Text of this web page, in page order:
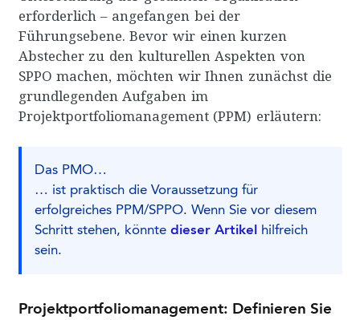
erforderlich – angefangen bei der
Führungsebene. Bevor wir einen kurzen
Abstecher zu den kulturellen Aspekten von
SPPO machen, möchten wir Ihnen zunächst die
grundlegenden Aufgaben im
Projektportfoliomanagement (PPM) erläutern:
Das PMO…
… ist praktisch die Voraussetzung für
erfolgreiches PPM/SPPO. Wenn Sie vor diesem
Schritt stehen, könntedieser Artikel
hilfreich
sein.
Projektportfoliomanagement: Definieren Sie